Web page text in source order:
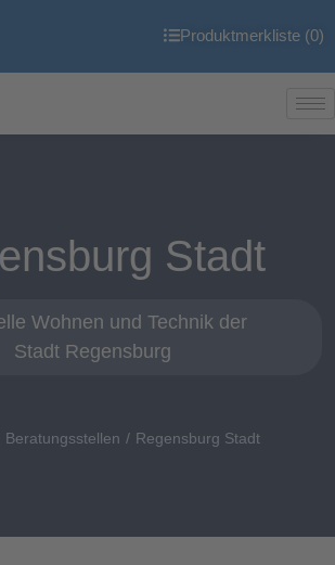
Produktmerkliste (0)
Stadt
Wohnen und Technik der
Stadt Regensburg
Beratungsstellen Regensburg Stadt